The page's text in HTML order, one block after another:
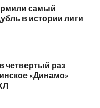
самый
в истории лиги
четвертый раз
«Динамо»